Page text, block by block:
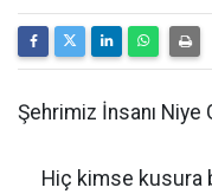
Şehrimiz İnsanı Niye
Hiç kimse kusura